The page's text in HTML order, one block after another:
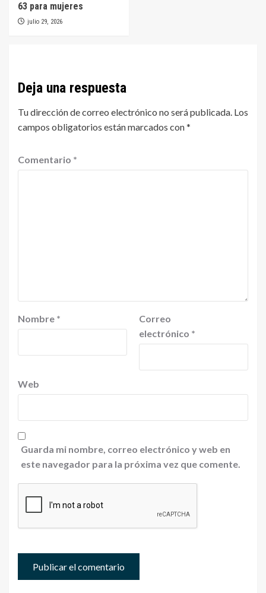
63 para mujeres
julio 29, 2026
Deja una respuesta
Tu dirección de correo electrónico no será publicada. Los
campos obligatorios están marcados con*
Comentario *
Nombre *
Correo
electrónico *
Web
Guarda mi nombre, correo electrónico y web en
este navegador para la próxima vez que comente.